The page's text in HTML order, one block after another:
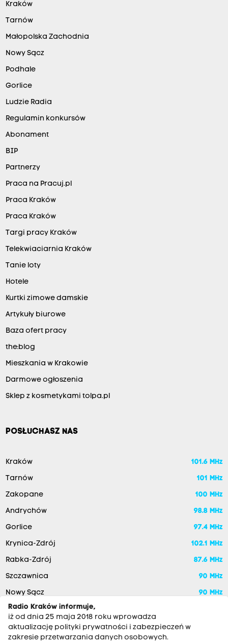
Kraków
Tarnów
Małopolska Zachodnia
Nowy Sącz
Podhale
Gorlice
Ludzie Radia
Regulamin konkursów
Abonament
BIP
Partnerzy
Praca na Pracuj.pl
Praca Kraków
Praca Kraków
Targi pracy Kraków
Telekwiaciarnia Kraków
Tanie loty
Hotele
Kurtki zimowe damskie
Artykuły biurowe
Baza ofert pracy
the:blog
Mieszkania w Krakowie
Darmowe ogłoszenia
Sklep z kosmetykami tolpa.pl
POSŁUCHASZ NAS
Kraków 101.6 MHz
Tarnów 101 MHz
Zakopane 100 MHz
Andrychów 98.8 MHz
Gorlice 97.4 MHz
Krynica-Zdrój 102.1 MHz
Rabka-Zdrój 87.6 MHz
Szczawnica 90 MHz
Nowy Sącz
90 MHz
Radio Kraków informuje,
iż od dnia 25 maja 2018 roku wprowadza
aktualizację polityki prywatności i zabezpieczeń w
zakresie przetwarzania danych osobowych.